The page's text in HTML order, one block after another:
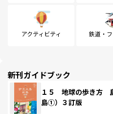
アクティビティ 鉄道・
新刊ガイドブック
１５ 地球の歩き方
島①）３訂版